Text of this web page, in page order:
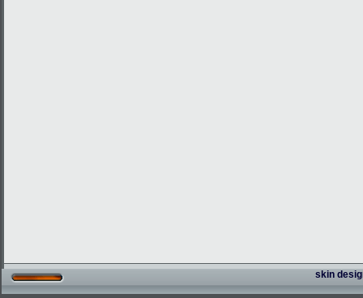
skin